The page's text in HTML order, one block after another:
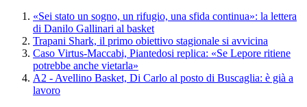
«Sei stato un sogno, un rifugio, una sfida continua»: la lettera
di Danilo Gallinari al basket
Trapani Shark, il primo obiettivo stagionale si avvicina
Caso Virtus-Maccabi, Piantedosi replica: «Se Lepore ritiene
potrebbe anche vietarla»
A2 - Avellino Basket, Di Carlo al posto di Buscaglia: è già a
lavoro